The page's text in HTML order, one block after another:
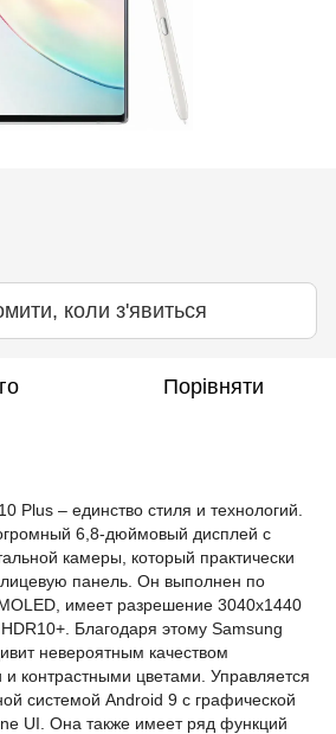
коли з'явиться
Порівняти
Plus – единство стиля и технологий.
6,8-дюймовый дисплей с
камеры, который практически
панель. Он выполнен по
имеет разрешение 3040х1440
Благодаря этому Samsung
невероятным качеством
контрастными цветами. Управляется
системой Android 9 с графической
UI. Она также имеет ряд функций